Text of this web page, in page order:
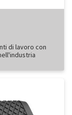
di lavoro con